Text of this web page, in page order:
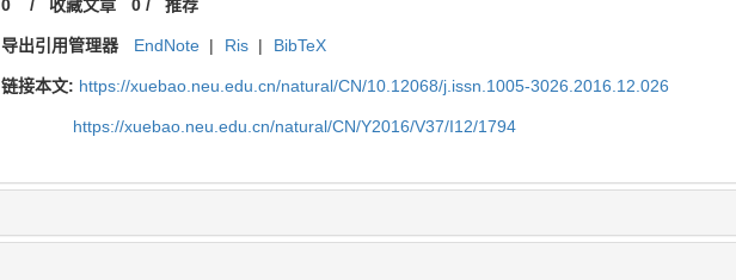
0 / 收藏文章 0/ 推荐
导出引用管理器 EndNote | Ris | BibTeX
链接本文: https://xuebao.neu.edu.cn/natural/CN/10.12068/j.issn.1005-3026.2016.12.026
https://xuebao.neu.edu.cn/natural/CN/Y2016/V37/I12/1794